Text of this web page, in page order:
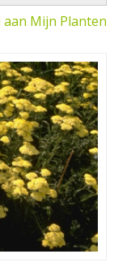
aan Mijn Planten